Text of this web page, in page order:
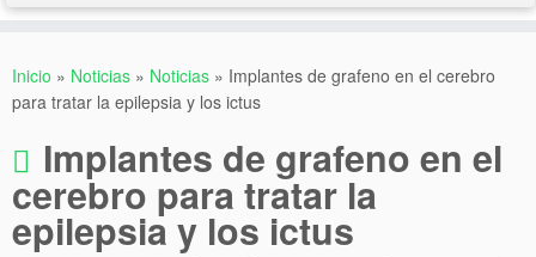
contenido
Inicio » Noticias » Noticias » Implantes de grafeno en el cerebro
para tratar la epilepsia y los ictus
Implantes de grafeno en el
cerebro para tratar la
epilepsia y los ictus